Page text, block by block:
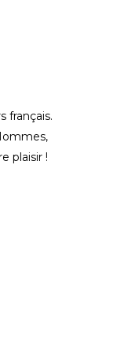
français.
plaisir !